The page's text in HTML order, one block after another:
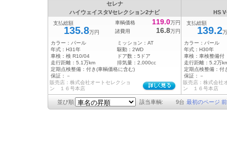
セレナ
ハイウェイスタVセレクション2ナビ
支払総額
135.8万円
車輌価格 119.0万円
諸費用
16.8万円
カラー： パール ミッション： AT
年式： H31年 駆動： 2WD
車検： 検 R10/04 ドア数： 5ドア
走行距離： 5.1万km 排気量： 2,000cc
定期点検整備： 付き(車輌価格に含む)
保証：
－
販売店：株式会社オートセレクショ
ン １６号本店
HS
支払総額
139.2
カラー： パール
年式： H30年
車検： 車検整備付
走行距離： 5.2万
定期点検整備： 付
保証：
－
販売店：株式会社
ン １６号本店
並び順 該当車輌: 9台 最初のページ